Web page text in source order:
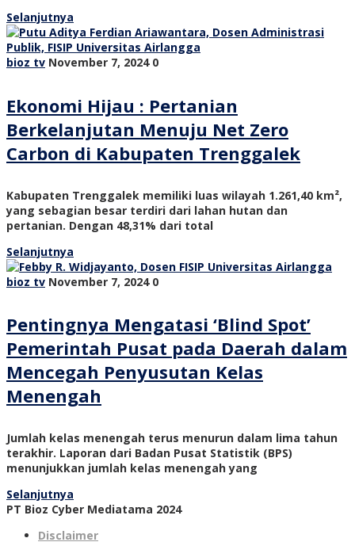
Selanjutnya
bioz tv November 7, 2024 0
Ekonomi Hijau : Pertanian
Berkelanjutan Menuju Net Zero
Carbon di Kabupaten Trenggalek
Kabupaten Trenggalek memiliki luas wilayah 1.261,40 km²,
yang sebagian besar terdiri dari lahan hutan dan
pertanian. Dengan 48,31% dari total
Selanjutnya
bioz tv November 7, 2024 0
Pentingnya Mengatasi ‘Blind Spot’
Pemerintah Pusat pada Daerah dalam
Mencegah Penyusutan Kelas
Menengah
Jumlah kelas menengah terus menurun dalam lima tahun
terakhir. Laporan dari Badan Pusat Statistik (BPS)
menunjukkan jumlah kelas menengah yang
Selanjutnya
PT Bioz Cyber Mediatama 2024
Disclaimer